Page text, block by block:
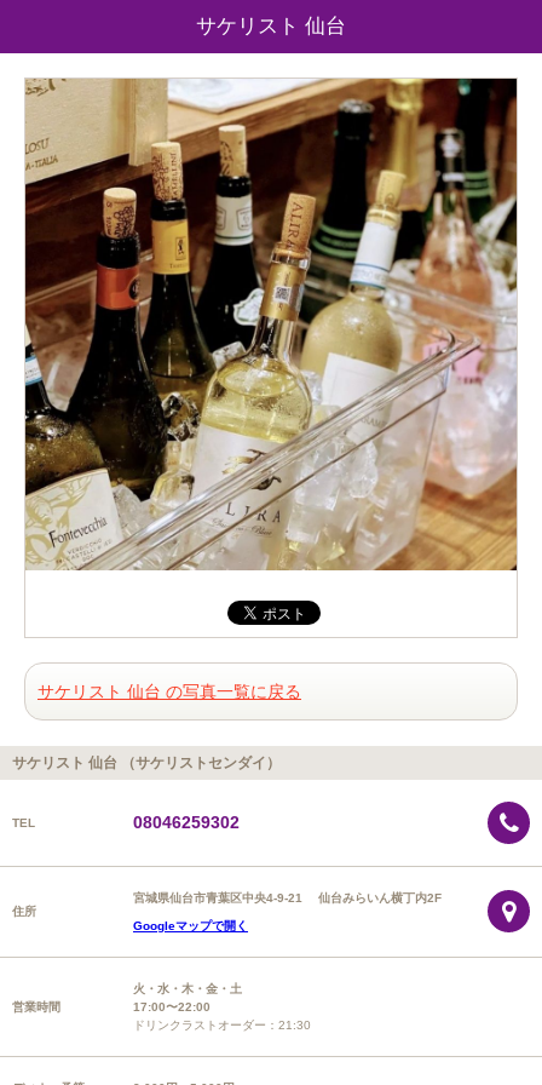
サケリスト 仙台
サケリスト 仙台 の写真一覧に戻る
サケリスト 仙台 （サケリストセンダイ）
TEL 08046259302
住所
宮城県仙台市青葉区中央4-9-21 仙台みらいん横丁内2F
Googleマップで開く
営業時間
火・水・木・金・土
17:00〜22:00
ドリンクラストオーダー：21:30